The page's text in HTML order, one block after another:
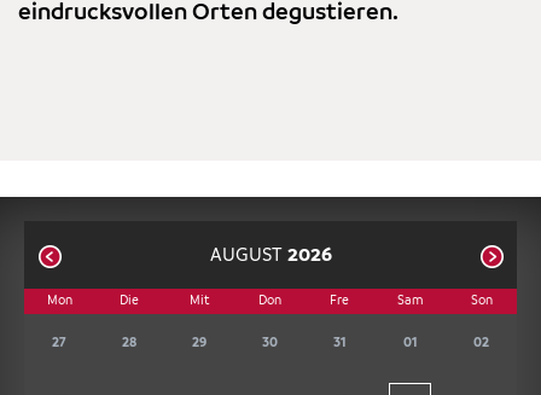
eindrucksvollen Orten degustieren.
AUGUST 2026
Mon Die Mit Don Fre Sam Son
27 28 29 30 31 01 02